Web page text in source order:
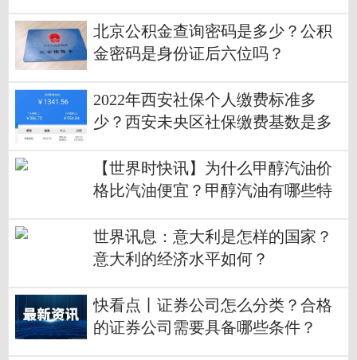
北京公积金查询密码是多少？公积
金密码是身份证后六位吗？
2022年西安社保个人缴费标准多
少？西安未央区社保缴费基数是多
【世界时快讯】为什么甲醇汽油价
格比汽油便宜？甲醇汽油有哪些特
世界讯息：意大利是怎样的国家？
意大利的经济水平如何？
快看点丨证券公司怎么分类？合格
的证券公司需要具备哪些条件？